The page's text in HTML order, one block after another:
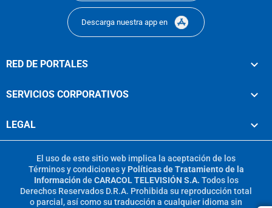
Descarga nuestra app en
RED DE PORTALES
SERVICIOS CORPORATIVOS
LEGAL
El uso de este sitio web implica la aceptación de los
Términos y condicionesy Políticas de Tratamiento de la
Información de CARACOL TELEVISIÓN S.A. Todos los
Derechos Reservados D.R.A. Prohibida su reproducción total
o parcial, así como su traducción a cualquier idioma sin